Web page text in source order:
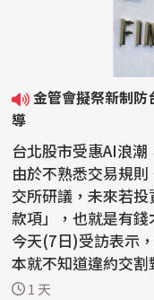
金管會擬祭新制防台股違約交割 證券公會：應先全面宣
導
台北股市受惠AI浪
由於不熟悉交易規
交所研議，未來若
款項」，也就是有
今天(7日)受訪表示
本就不知道違約交
先全...
1 天